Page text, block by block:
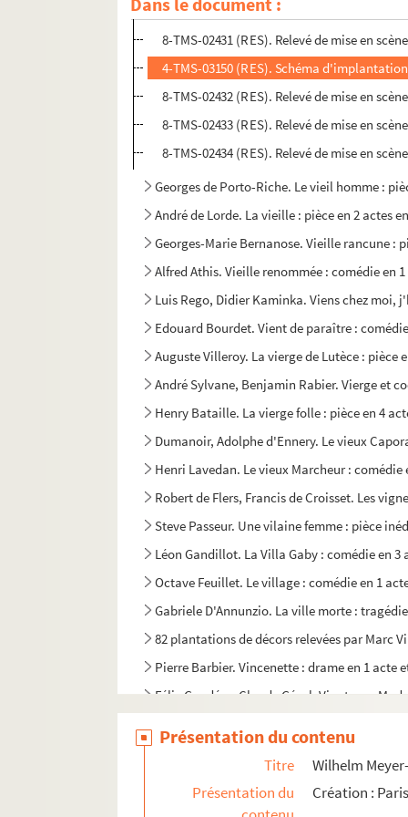
8-TMS-02430 (RES). Relevé de mise en
8-TMS-02431 (RES). Relevé de mise en
4-TMS-03150 (RES). Schéma
8-TMS-02432 (RES). Relevé de mise en
8-TMS-02433 (RES). Relevé de mise en
8-TMS-02434 (RES). Relevé de mise en
Georges de Porto-Riche. Le vieil homme :
André de Lorde. La vieille : pièce en 2 actes
Georges-Marie Bernanose. Vieille rancune :
Alfred Athis. Vieille renommée : comédie en
Luis Rego, Didier Kaminka. Viens chez moi,
Edouard Bourdet. Vient de paraître :
Auguste Villeroy. La vierge de Lutèce : pièce
André Sylvane, Benjamin Rabier. Vierge et
Henry Bataille. La vierge folle : pièce en 4
Dumanoir, Adolphe d'Ennery. Le vieux
Henri Lavedan. Le vieux Marcheur : comédie
Robert de Flers, Francis de Croisset. Les
Steve Passeur. Une vilaine femme : pièce
Léon Gandillot. La Villa Gaby : comédie en 3
Octave Feuillet. Le village : comédie en 1
Gabriele D'Annunzio. La ville morte :
82 plantations de décors relevées par Marc
Pierre Barbier. Vincenette : drame en 1 acte
Félix Gandéra, Claude Gével. Vingt ans,
Fernand Nozière. Vingt-quatre heures de la
Présentation du contenu
Titre
Wilhelm
Présentation du
Création :